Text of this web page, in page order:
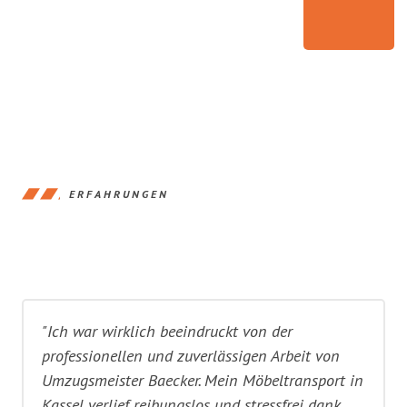
ERFAHRUNGEN
"Ich war wirklich beeindruckt von der
professionellen und zuverlässigen Arbeit von
Umzugsmeister Baecker. Mein Möbeltransport in